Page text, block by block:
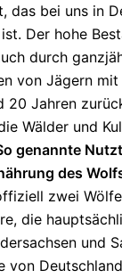
das bei uns in
Der hohe
durch
von Jägern
20 Jahren
Wälder und
genannte
des
zwei
die
und
von